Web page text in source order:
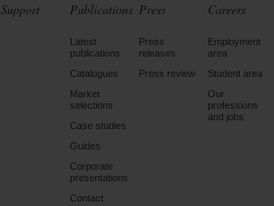
Support Publications
Latest
publications
Catalogues
Market
selections
Case studies
Guides
Corporate
presentations
Contact
Press
Press
releases
Press review
Careers
Employment
area
Student area
Our
professions
and jobs